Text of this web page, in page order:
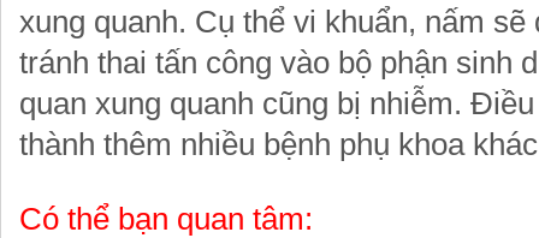
xung quanh. Cụ thể vi khuẩn, nấm sẽ
tránh thai tấn công vào bộ phận sinh
quan xung quanh cũng bị nhiễm.
thành thêm nhiều bệnh phụ khoa
Có thể bạn quan tâm: